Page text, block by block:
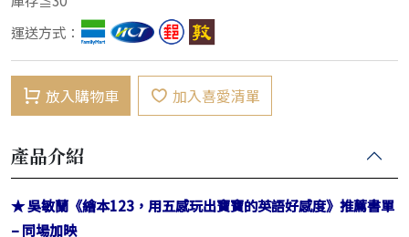
運送方式：
放入購物車 加入喜愛清單
產品介紹
★ 吳敏蘭《繪本123，用五感玩出寶寶的英語好感度》推薦書單
– 同場加映